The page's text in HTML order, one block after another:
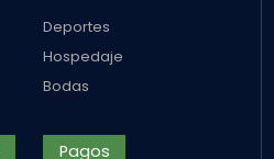
Deportes
Hospedaje
Bodas
Pagos